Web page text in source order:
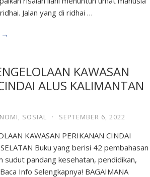
Jalan yang di ridhai …
→
KAWASAN
ALUS KALIMANTAN
SOSIAL · SEPTEMBER 6, 2022
KAWASAN PERIKANAN CINDAI
Buku yang berisi 42 pembahasan
sudut pandang kesehatan, pendidikan,
Info Selengkapnya! BAGAIMANA